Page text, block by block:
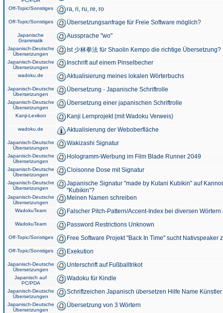
Off-Topic/Sonstiges ra, ri, ru, re, ro
Off-Topic/Sonstiges Übersetzungsanfrage für Freie Software möglich?
Japanische
Grammatik
Aussprache "wo"
Japanisch-Deutsche
Übersetzungen
Ist 少林拳法 für Shaolin Kempo die richtige Übersetzung?
Japanisch-Deutsche
Übersetzungen
Inschrift auf einem Pinselbecher
wadoku.de Aktualisierung meines lokalen Wörterbuchs
Japanisch-Deutsche
Übersetzungen
Übersetzung - Japanische Schriftrolle
Japanisch-Deutsche
Übersetzungen
Übersetzung einer japanischen Schriftrolle
Kanji-Lexikon Kanji Lernprojekt (mit Wadoku Verweis)
wadoku.de Aktualisierung der Weboberfläche
Japanisch-Deutsche
Übersetzungen
Wakizashi Signatur
Japanisch-Deutsche
Übersetzungen
Hologramm-Werbung im Film Blade Runner 2049
Japanisch-Deutsche
Übersetzungen
Cloisonne Dose mit Signatur
Japanisch-Deutsche
Übersetzungen
Japanische Signatur "made by Kutani Kubikin" auf
"Kubikin"?
Japanisch-Deutsche
Übersetzungen
Meinen Namen schreiben
WadokuTeam Falscher Pitch-Pattern/Accent-Index bei diversen
WadokuTeam Password Restrictions Unknown
Off-Topic/Sonstiges Free Software Projekt "Back In Time" sucht Nativspeaker
Off-Topic/Sonstiges Exekution
Japanisch-Deutsche
Übersetzungen
Unterschrift auf Fußballtrikot
Japanisch auf
PC/PDA
Wadoku für Kindle
Japanisch-Deutsche
Übersetzungen
Schriftzeichen Japanisch übersetzen Hilfe Name
Japanisch-Deutsche
Übersetzungen
Übersetzung von 3 Wörtern